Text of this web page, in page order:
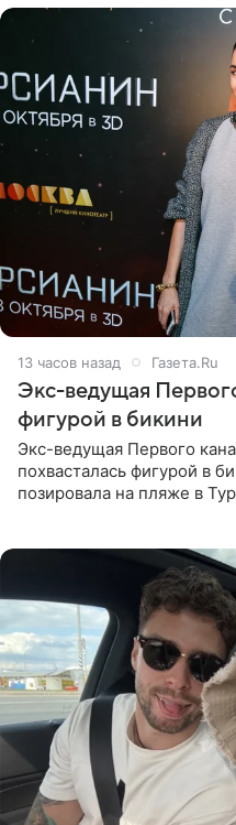
13 часов назад Газета.Ru
Экс-ведущая
фигурой в бикини
Экс-ведущая Первого
похвасталась фигурой в
позировала на пляже в